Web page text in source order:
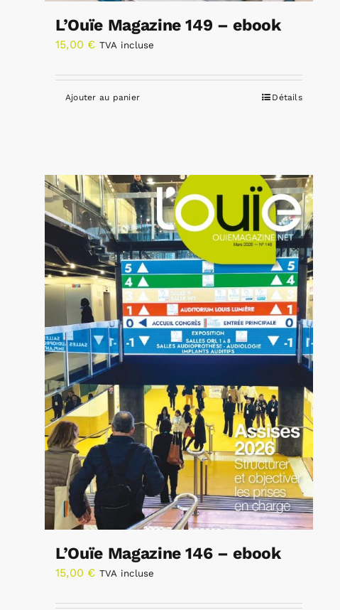
L’Ouïe Magazine 149 – ebook
15,00 € TVA incluse
Ajouter au panier Détails
L’Ouïe Magazine 146 – ebook
15,00 € TVA incluse